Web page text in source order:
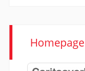
Homepage